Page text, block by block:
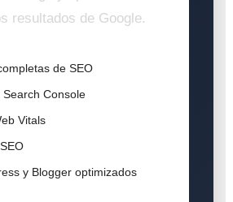
resultados de Google.
de SEO
Console
Vitals
y Blogger optimizados